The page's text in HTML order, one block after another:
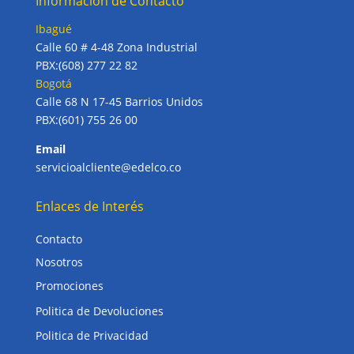
Ibagué
Calle 60 # 4-48 Zona Industrial
PBX:(608) 277 22 82
Bogotá
Calle 68 N 17-45 Barrios Unidos
PBX:(601) 755 26 00
Email
servicioalcliente@edelco.co
Enlaces de Interés
Contacto
Nosotros
Promociones
Politica de Devoluciones
Politica de Privacidad